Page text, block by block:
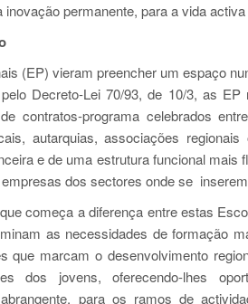
permanente, para a vida
(EP) vieram preencher um espaço
Decreto-Lei 70/93, de 10/3, as
contratos-programa celebrados
autarquias, associações
e de uma estrutura funcional
dos sectores onde se
começa a diferença entre estas
as necessidades de formação
que marcam o desenvolvimento
dos jovens, oferecendo-lhes
para os ramos de